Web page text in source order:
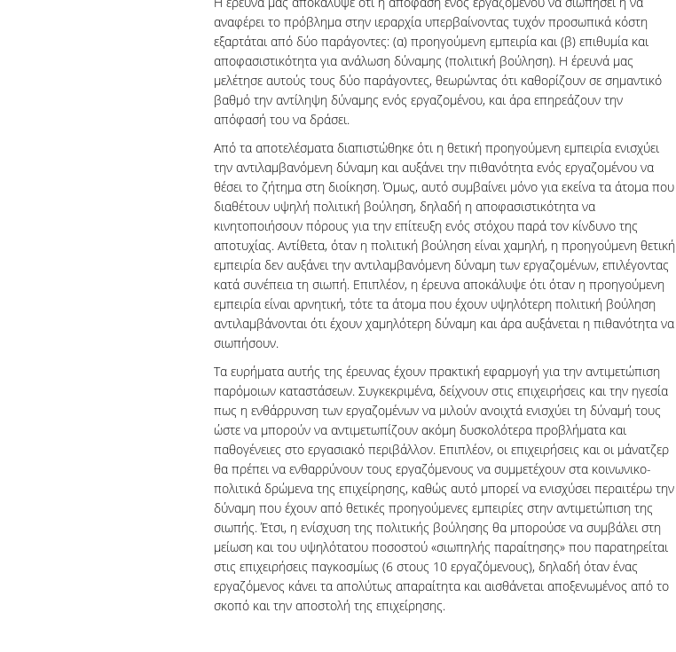
αναφέρει το πρόβλημα στην ιεραρχία υπερβαίνοντας τυχόν προσωπικά κόστη
εξαρτάται από δύο παράγοντες: (α) προηγούμενη εμπειρία και (β) επιθυμία και
αποφασιστικότητα για ανάλωση δύναμης (πολιτική βούληση). Η έρευνά μας
μελέτησε αυτούς τους δύο παράγοντες, θεωρώντας ότι καθορίζουν σε σημαντικό
βαθμό την αντίληψη δύναμης ενός εργαζομένου, και άρα επηρεάζουν την
απόφασή του να δράσει.
Από τα αποτελέσματα διαπιστώθηκε ότι η θετική προηγούμενη εμπειρία ενισχύει
την αντιλαμβανόμενη δύναμη και αυξάνει την πιθανότητα ενός εργαζομένου να
θέσει το ζήτημα στη διοίκηση. Όμως, αυτό συμβαίνει μόνο για εκείνα τα άτομα που
διαθέτουν υψηλή πολιτική βούληση, δηλαδή η αποφασιστικότητα να
κινητοποιήσουν πόρους για την επίτευξη ενός στόχου παρά τον κίνδυνο της
αποτυχίας. Αντίθετα, όταν η πολιτική βούληση είναι χαμηλή, η προηγούμενη θετική
εμπειρία δεν αυξάνει την αντιλαμβανόμενη δύναμη των εργαζομένων, επιλέγοντας
κατά συνέπεια τη σιωπή. Επιπλέον, η έρευνα αποκάλυψε ότι όταν η προηγούμενη
εμπειρία είναι αρνητική, τότε τα άτομα που έχουν υψηλότερη πολιτική βούληση
αντιλαμβάνονται ότι έχουν χαμηλότερη δύναμη και άρα αυξάνεται η πιθανότητα να
σιωπήσουν.
Τα ευρήματα αυτής της έρευνας έχουν πρακτική εφαρμογή για την αντιμετώπιση
παρόμοιων καταστάσεων. Συγκεκριμένα, δείχνουν στις επιχειρήσεις και την ηγεσία
πως η ενθάρρυνση των εργαζομένων να μιλούν ανοιχτά ενισχύει τη δύναμή τους
ώστε να μπορούν να αντιμετωπίζουν ακόμη δυσκολότερα προβλήματα και
παθογένειες στο εργασιακό περιβάλλον. Επιπλέον, οι επιχειρήσεις και οι μάνατζερ
θα πρέπει να ενθαρρύνουν τους εργαζόμενους να συμμετέχουν στα κοινωνικο-
πολιτικά δρώμενα της επιχείρησης, καθώς αυτό μπορεί να ενισχύσει περαιτέρω την
δύναμη που έχουν από θετικές προηγούμενες εμπειρίες στην αντιμετώπιση της
σιωπής. Έτσι, η ενίσχυση της πολιτικής βούλησης θα μπορούσε να συμβάλει στη
μείωση και του υψηλότατου ποσοστού «σιωπηλής παραίτησης» που παρατηρείται
στις επιχειρήσεις παγκοσμίως (6 στους 10 εργαζόμενους), δηλαδή όταν ένας
εργαζόμενος κάνει τα απολύτως απαραίτητα και αισθάνεται αποξενωμένος από το
σκοπό και την αποστολή της επιχείρησης.